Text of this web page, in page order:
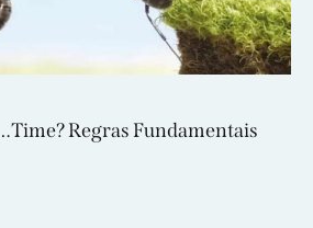
Regras Fundamentais